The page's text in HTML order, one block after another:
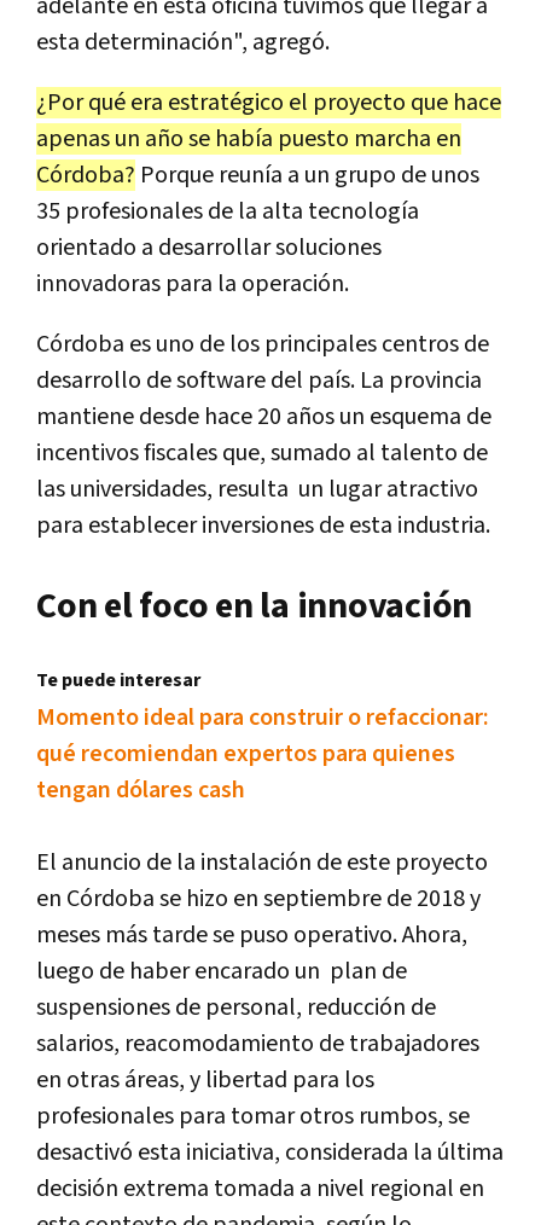
esta determinación", agregó.
¿Por qué era estratégico el proyecto que hace
apenas un año se había puesto marcha en
Córdoba? Porque reunía a un grupo de unos
35 profesionales de la alta tecnología
orientado a desarrollar soluciones
innovadoras para la operación.
Córdoba es uno de los principales centros de
desarrollo de software del país. La provincia
mantiene desde hace 20 años un esquema de
incentivos fiscales que, sumado al talento de
las universidades, resulta un lugar atractivo
para establecer inversiones de esta industria.
Con el foco en la innovación
Te puede interesar
Momento ideal para construir o refaccionar:
qué recomiendan expertos para quienes
tengan dólares cash
El anuncio de la instalación de este proyecto
en Córdoba se hizo en septiembre de 2018 y
meses más tarde se puso operativo. Ahora,
luego de haber encarado un plan de
suspensiones de personal, reducción de
salarios, reacomodamiento de trabajadores
en otras áreas, y libertad para los
profesionales para tomar otros rumbos, se
desactivó esta iniciativa, considerada la última
decisión extrema tomada a nivel regional en